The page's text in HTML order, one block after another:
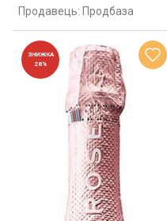
Продавець: Продбаза
ЗНИЖКА
28%